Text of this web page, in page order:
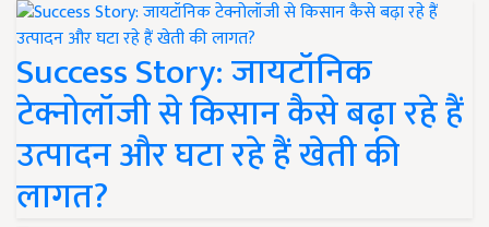
Success Story: जायटॉनिक
टेक्नोलॉजी से किसान कैसे बढ़ा रहे हैं
उत्पादन और घटा रहे हैं खेती की
लागत?